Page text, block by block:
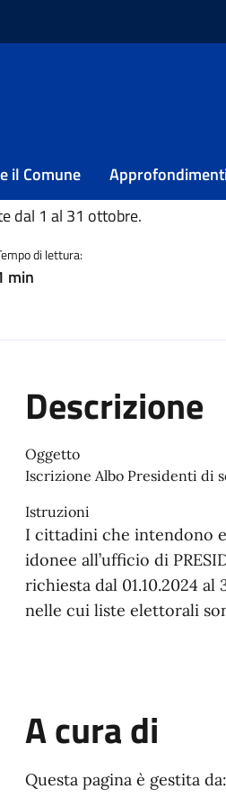
il Comune di
dal 1 al 31 ottobre.
di lettura:
min
Descrizione
Oggetto
Iscrizione Albo Presidenti di
Istruzioni
I cittadini che intendono
idonee all’ufficio di
richiesta dal 01.10.2024 al
nelle cui liste elettorali
A cura di
Questa pagina è gestita da: